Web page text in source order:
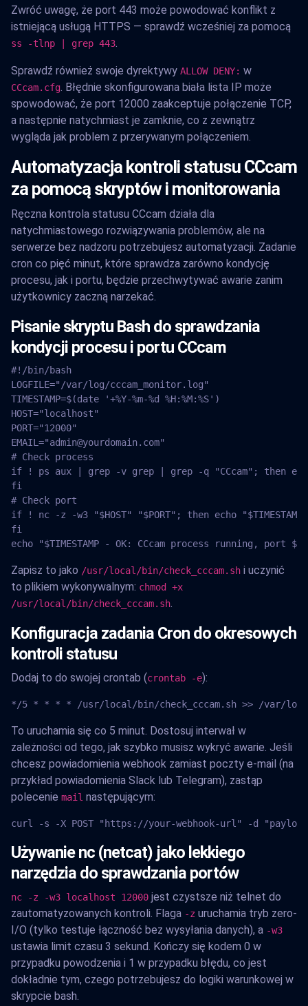
Zwróć uwagę, że port 443 może powodować konflikt z
istniejącą usługą HTTPS — sprawdź wcześniej za pomocą
ss -tlnp | grep 443
Sprawdź również swoje dyrektywy ALLOW DENY: w
CCcam.cfg . Błędnie skonfigurowana biała lista IP może
spowodować, że port 12000 zaakceptuje połączenie TCP,
a następnie natychmiast je zamknie, co z zewnątrz
wygląda jak problem z przerywanym połączeniem.
Automatyzacja kontroli statusu CCcam
za pomocą skryptów i monitorowania
Ręczna kontrola statusu CCcam działa dla
natychmiastowego rozwiązywania problemów, ale na
serwerze bez nadzoru potrzebujesz automatyzacji. Zadanie
cron co pięć minut, które sprawdza zarówno kondycję
procesu, jak i portu, będzie przechwytywać awarie zanim
użytkownicy zaczną narzekać.
Pisanie skryptu Bash do sprawdzania
kondycji procesu i portu CCcam
#!/bin/bash
LOGFILE="/var/log/cccam_monitor.log"
TIMESTAMP=$(date '+%Y-%m-%d %H:%M:%S')
HOST="localhost"
PORT="12000"
EMAIL="admin@yourdomain.com"
# Check process
if ! ps aux | grep -v grep | grep -q "CCcam"; then echo
fi
# Check port
if ! nc -z -w3 "$HOST" "$PORT"; then echo
fi
echo "$TIMESTAMP - OK: CCcam process running, port
Zapisz to jako /usr/local/bin/check_cccam.sh i uczynić
to plikiem wykonywalnym: chmod +x
/usr/local/bin/check_cccam.sh
Konfiguracja zadania Cron do okresowych
kontroli statusu
Dodaj to do swojej crontab (crontab -e):
*/5 * * * * /usr/local/bin/check_cccam.sh >> /var/log/
To uruchamia się co 5 minut. Dostosuj interwał w
zależności od tego, jak szybko musisz wykryć awarie. Jeśli
chcesz powiadomienia webhook zamiast poczty e-mail (na
przykład powiadomienia Slack lub Telegram), zastąp
polecenie mail następującym:
curl -s -X POST "https://your-webhook-url" -d
Używanie nc (netcat) jako lekkiego
narzędzia do sprawdzania portów
nc -z -w3 localhost 12000 jest czystsze niż telnet do
zautomatyzowanych kontroli. Flaga -z uruchamia tryb zero-
I/O (tylko testuje łączność bez wysyłania danych), a -w3
ustawia limit czasu 3 sekund. Kończy się kodem 0 w
przypadku powodzenia i 1 w przypadku błędu, co jest
dokładnie tym, czego potrzebujesz do logiki warunkowej w
skrypcie bash.